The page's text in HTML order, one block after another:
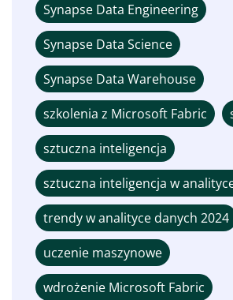
Synapse Data Engineering
Synapse Data Science
Synapse Data Warehouse
szkolenia z Microsoft Fabric
sztuczna inteligencja
sztuczna inteligencja w
trendy w analityce danych 2024
uczenie maszynowe
wdrożenie Microsoft Fabric